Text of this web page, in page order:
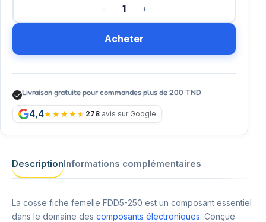
Acheter
Livraison gratuite pour commandes plus de 200 TND
4,4 278 avis sur Google
DescriptionInformations complémentaires
La cosse fiche femelle FDD5-250 est un composant essentiel
dans le domaine des composants électroniques. Conçue